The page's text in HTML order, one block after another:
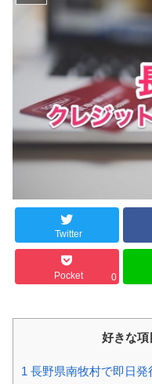
Twitter
Pocket 0
好きな項
1 長野県南牧村で即日